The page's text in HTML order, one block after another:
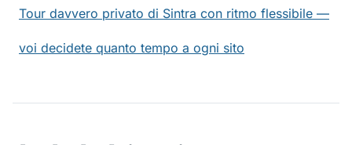
Tour davvero privato di Sintra con ritmo flessibile —
voi decidete quanto tempo a ogni sito